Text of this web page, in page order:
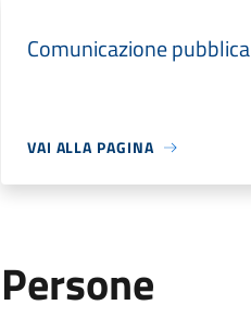
Comunicazione pubblica
VAI ALLA PAGINA
Persone